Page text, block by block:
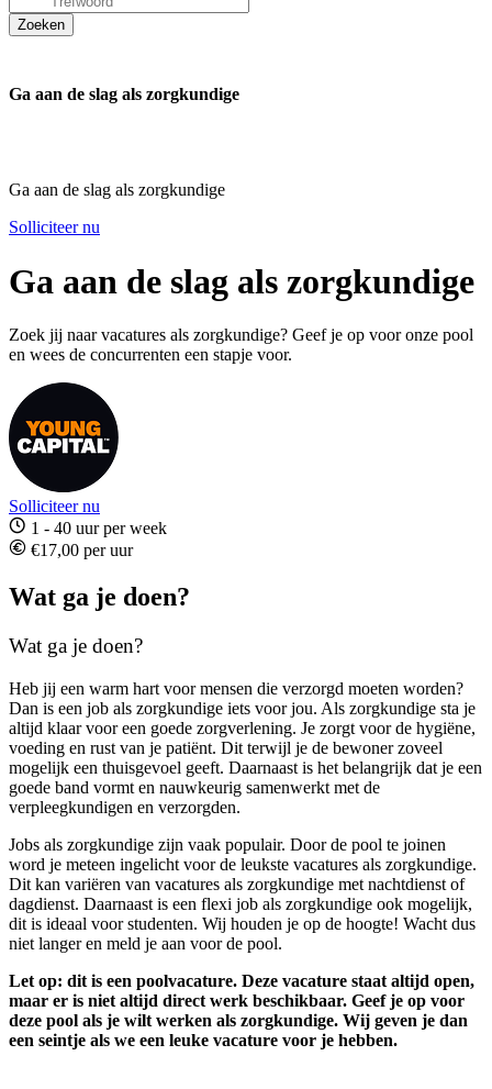
Ga aan de slag als zorgkundige
Ga aan de slag als zorgkundige
Solliciteer nu
Ga aan de slag als zorgkundige
Zoek jij naar vacatures als zorgkundige? Geef je op voor onze pool
en wees de concurrenten een stapje voor.
Solliciteer nu
1 - 40 uur per week
€17,00 per uur
Wat ga je doen?
Wat ga je doen?
Heb jij een warm hart voor mensen die verzorgd moeten worden?
Dan is een job als zorgkundige iets voor jou. Als zorgkundige sta je
altijd klaar voor een goede zorgverlening. Je zorgt voor de hygiëne,
voeding en rust van je patiënt. Dit terwijl je de bewoner zoveel
mogelijk een thuisgevoel geeft. Daarnaast is het belangrijk dat je een
goede band vormt en nauwkeurig samenwerkt met de
verpleegkundigen en verzorgden.
Jobs als zorgkundige zijn vaak populair. Door de pool te joinen
word je meteen ingelicht voor de leukste vacatures als zorgkundige.
Dit kan variëren van vacatures als zorgkundige met nachtdienst of
dagdienst. Daarnaast is een flexi job als zorgkundige ook mogelijk,
dit is ideaal voor studenten. Wij houden je op de hoogte! Wacht dus
niet langer en meld je aan voor de pool.
Let op: dit is een poolvacature. Deze vacature staat altijd open,
maar er is niet altijd direct werk beschikbaar. Geef je op voor
deze pool als je wilt werken als zorgkundige. Wij geven je dan
een seintje als we een leuke vacature voor je hebben.